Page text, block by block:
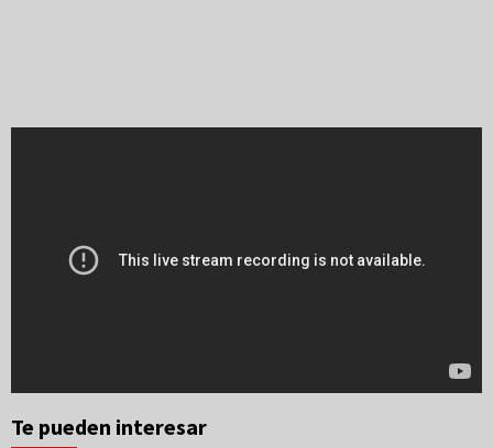
Te pueden interesar